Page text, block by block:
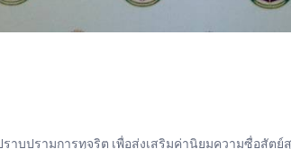
บปรามการทุจริต เพื่อส่งเสริมค่านิยมความซื่อสัตย์